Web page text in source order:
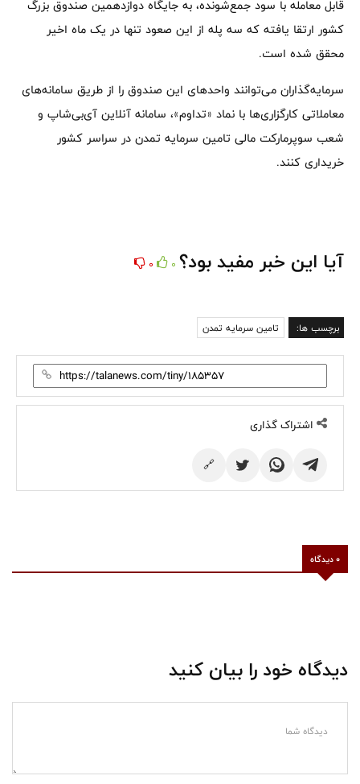
قابل معامله با سود جمع‌شونده، به جایگاه دوازدهمین صندوق بزرگ
کشور ارتقا یافته که سه پله از این صعود تنها در یک ماه اخیر
محقق شده است.
سرمایه‌گذاران می‌توانند واحدهای این صندوق را از طریق سامانه‌های
معاملاتی کارگزاری‌ها با نماد «تداوم»، سامانه آنلاین آی‌بی‌شاپ و
شعب سوپرمارکت مالی تامین سرمایه تمدن در سراسر کشور
خریداری کنند.
آیا این خبر مفید بود؟ 0
0
برچسب ها: تامین سرمایه تمدن
اشتراک گذاری
🔗
0 دیدگاه
دیدگاه خود را بیان کنید